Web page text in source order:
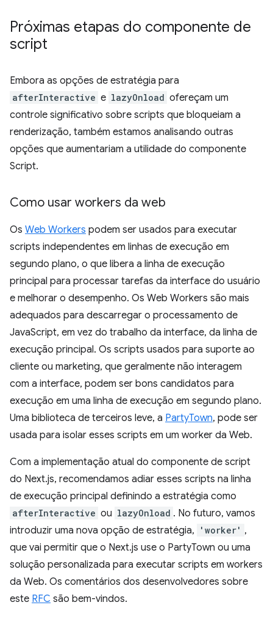
Próximas etapas do componente de
script
Embora as opções de estratégia para
afterInteractive e lazyOnload ofereçam um
controle significativo sobre scripts que bloqueiam a
renderização, também estamos analisando outras
opções que aumentariam a utilidade do componente
Script.
Como usar workers da web
Os Web Workers podem ser usados para executar
scripts independentes em linhas de execução em
segundo plano, o que libera a linha de execução
principal para processar tarefas da interface do usuário
e melhorar o desempenho. Os Web Workers são mais
adequados para descarregar o processamento de
JavaScript, em vez do trabalho da interface, da linha de
execução principal. Os scripts usados para suporte ao
cliente ou marketing, que geralmente não interagem
com a interface, podem ser bons candidatos para
execução em uma linha de execução em segundo plano.
Uma biblioteca de terceiros leve, a PartyTown, pode ser
usada para isolar esses scripts em um worker da Web.
Com a implementação atual do componente de script
do Next.js, recomendamos adiar esses scripts na linha
de execução principal definindo a estratégia como
afterInteractive ou lazyOnload . No futuro, vamos
introduzir uma nova opção de estratégia,
'worker' ,
que vai permitir que o Next.js use o PartyTown ou uma
solução personalizada para executar scripts em workers
da Web. Os comentários dos desenvolvedores sobre
este RFC são bem-vindos.